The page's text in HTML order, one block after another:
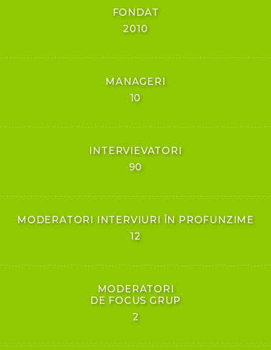
FONDAT
2010
MANAGERI
10
INTERVIEVATORI
90
MODERATORI INTERVIURI ÎN PROFUNZIME
12
MODERATORI
DE FOCUS GRUP
2